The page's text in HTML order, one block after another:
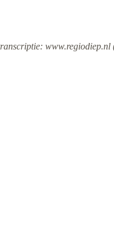
www.regiodiep.nl